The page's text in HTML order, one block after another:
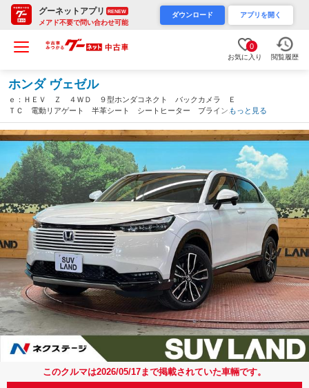
グーネットアプリ RENEW
メアド不要で問い合わせ可能
ダウンロード アプリを開く
0
お気に入り 閲覧履歴
ホンダ ヴェゼル
ｅ：ＨＥＶ Ｚ ４ＷＤ ９型ホンダコネクト バックカメラ Ｅ
ＴＣ 電動リアゲート 半革シート シートヒーター ブラインド
スポットモニター シーケンシャルウィンカー ＬＥＤヘッド ス
マートキー（石川県）
もっと見る
このクルマは2026/05/17まで掲載されていた車輛です。